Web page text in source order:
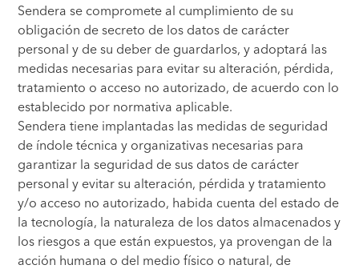
Sendera se compromete al cumplimiento de su
obligación de secreto de los datos de carácter
personal y de su deber de guardarlos, y adoptará las
medidas necesarias para evitar su alteración, pérdida,
tratamiento o acceso no autorizado, de acuerdo con lo
establecido por normativa aplicable.
Sendera tiene implantadas las medidas de seguridad
de índole técnica y organizativas necesarias para
garantizar la seguridad de sus datos de carácter
personal y evitar su alteración, pérdida y tratamiento
y/o acceso no autorizado, habida cuenta del estado de
la tecnología, la naturaleza de los datos almacenados y
los riesgos a que están expuestos, ya provengan de la
acción humana o del medio físico o natural, de